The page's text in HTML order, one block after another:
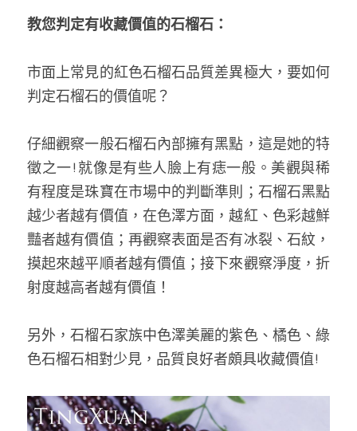
教您判定有收藏價值的石榴石：
市面上常見的紅色石榴石品質差異極大，要如何
判定石榴石的價值呢？
仔細觀察一般石榴石內部擁有黑點，這是她的特
徵之一!就像是有些人臉上有痣一般。美觀與稀
有程度是珠寶在市場中的判斷準則；石榴石黑點
越少者越有價值，在色澤方面，越紅、色彩越鮮
豔者越有價值；再觀察表面是否有冰裂、石紋，
摸起來越平順者越有價值；接下來觀察淨度，折
射度越高者越有價值！
另外，石榴石家族中色澤美麗的紫色、橘色、綠
色石榴石相對少見，品質良好者頗具收藏價值!